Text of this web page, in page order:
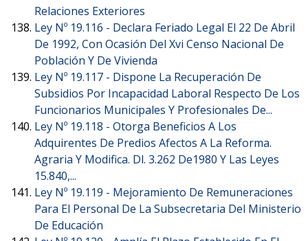
Relaciones Exteriores
Ley Nº 19.116 - Declara Feriado Legal El 22 De Abril
De 1992, Con Ocasión Del Xvi Censo Nacional De
Población Y De Vivienda
Ley Nº 19.117 - Dispone La Recuperación De
Subsidios Por Incapacidad Laboral Respecto De Los
Funcionarios Municipales Y Profesionales De...
Ley Nº 19.118 - Otorga Beneficios A Los
Adquirentes De Predios Afectos A La Reforma.
Agraria Y Modifica. Dl. 3.262 De1980 Y Las Leyes
15.840,...
Ley Nº 19.119 - Mejoramiento De Remuneraciones
Para El Personal De La Subsecretaria Del Ministerio
De Educación